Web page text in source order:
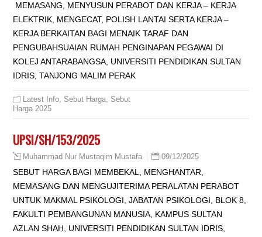
MEMASANG, MENYUSUN PERABOT DAN KERJA – KERJA
ELEKTRIK, MENGECAT, POLISH LANTAI SERTA KERJA –
KERJA BERKAITAN BAGI MENAIK TARAF DAN
PENGUBAHSUAIAN RUMAH PENGINAPAN PEGAWAI DI
KOLEJ ANTARABANGSA, UNIVERSITI PENDIDIKAN SULTAN
IDRIS, TANJONG MALIM PERAK
Latest Info, Sebut Harga, Sebut
Harga 2025
UPSI/SH/153/2025
Muhammad Nur Mustaqim Mustafa 09/12/2025
SEBUT HARGA BAGI MEMBEKAL, MENGHANTAR,
MEMASANG DAN MENGUJITERIMA PERALATAN PERABOT
UNTUK MAKMAL PSIKOLOGI, JABATAN PSIKOLOGI, BLOK 8,
FAKULTI PEMBANGUNAN MANUSIA, KAMPUS SULTAN
AZLAN SHAH, UNIVERSITI PENDIDIKAN SULTAN IDRIS,